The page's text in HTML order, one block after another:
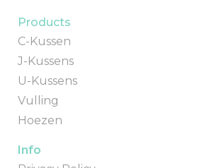
Products
C-Kussen
J-Kussens
U-Kussens
Vulling
Hoezen
Info